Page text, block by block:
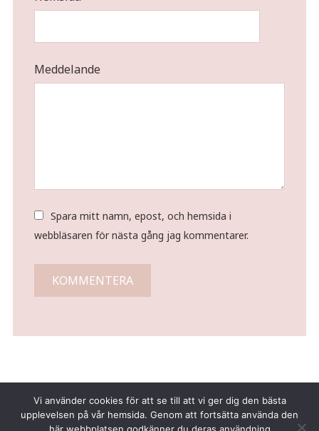
Meddelande
Spara mitt namn, epost, och hemsida i
webbläsaren för nästa gång jag kommentarer.
Vi använder cookies för att se till att vi ger dig den bästa
upplevelsen på vår hemsida. Genom att fortsätta använda den